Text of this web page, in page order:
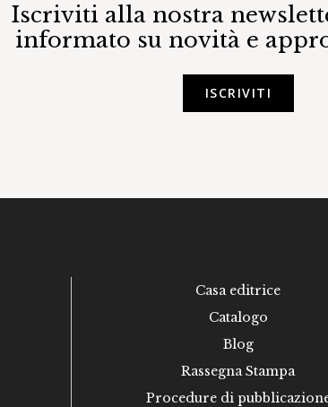
Iscriviti alla nostra
informato su novità e
ISCRIVITI
Casa editrice
Catalogo
Blog
Rassegna Stampa
Procedure di